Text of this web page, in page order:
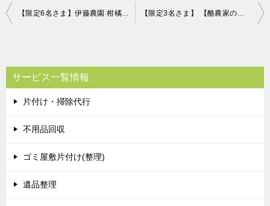
投
ビ
ゲ
ー
シ
サービス一覧情報
片付け・掃除代行
不用品回収
ゴミ屋敷片付け(整理)
遺品整理